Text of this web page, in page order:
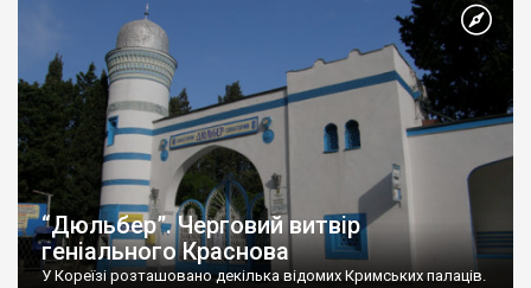
“Дюльбер”. Черговий витвір
геніального Краснова
У Кореїзі розташовано декілька відомих Кримських палаців.